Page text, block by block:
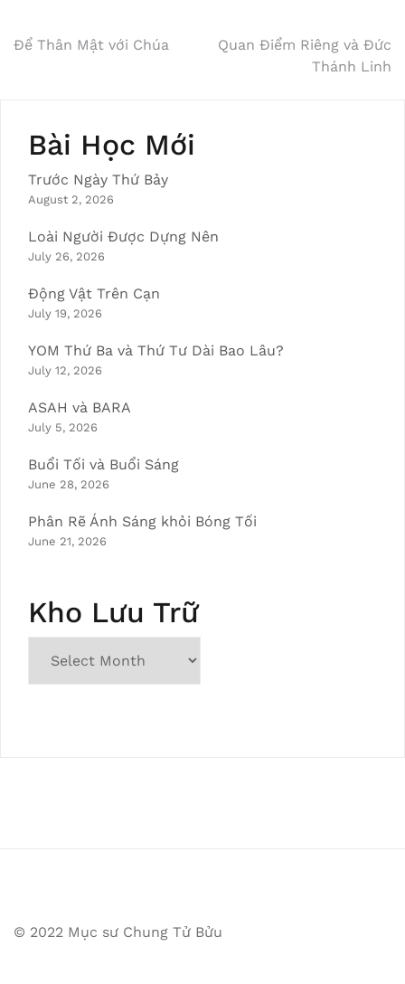
Post
Để Thân Mật với Chúa
Quan Điểm Riêng và Đức
Thánh Linh
Bài Học Mới
Trước Ngày Thứ Bảy
August 2, 2026
Loài Người Được Dựng Nên
July 26, 2026
Động Vật Trên Cạn
July 19, 2026
YOM Thứ Ba và Thứ Tư Dài Bao Lâu?
July 12, 2026
ASAH và BARA
July 5, 2026
Buổi Tối và Buổi Sáng
June 28, 2026
Phân Rẽ Ánh Sáng khỏi Bóng Tối
June 21, 2026
Kho Lưu Trữ
© 2022 Mục sư Chung Tử Bửu